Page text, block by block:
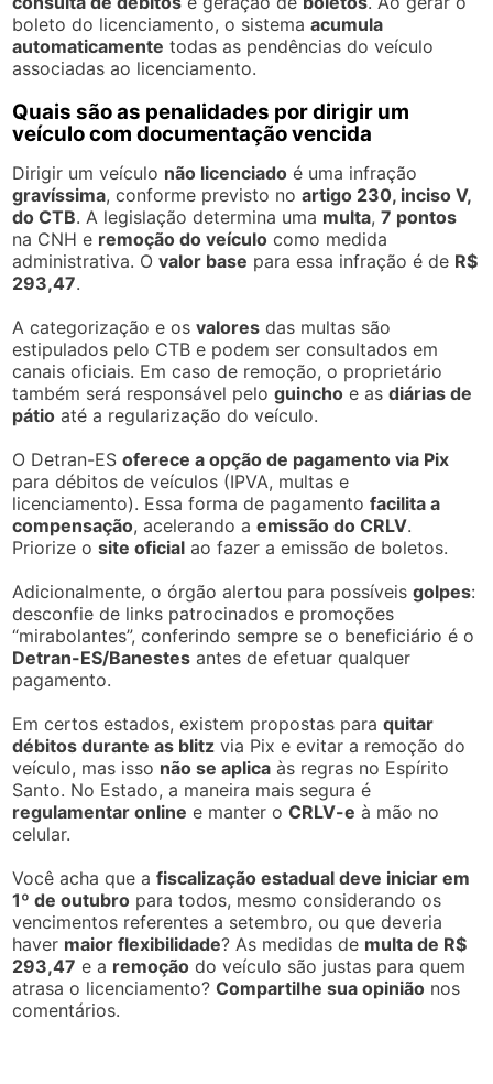
boleto do licenciamento, o sistemaacumula
automaticamente todas as pendências do veículo
associadas ao licenciamento.
Quais são as penalidades por dirigir um
veículo com documentação vencida
Dirigir um veículo não licenciado é uma infração
gravíssima, conforme previsto noartigo 230, inciso V,
do CTB. A legislação determina uma multa,7 pontos
na CNH e remoção do veículo como medida
administrativa. Ovalor base para essa infração é de R$
293,47.
A categorização e osvalores das multas são
estipulados pelo CTB e podem ser consultados em
canais oficiais. Em caso de remoção, o proprietário
também será responsável peloguincho e asdiárias de
pátio até a regularização do veículo.
O Detran-ESoferece a opção de pagamento via Pix
para débitos de veículos (IPVA, multas e
licenciamento). Essa forma de pagamentofacilita a
compensação, acelerando aemissão do CRLV.
Priorize osite oficial ao fazer a emissão de boletos.
Adicionalmente, o órgão alertou para possíveisgolpes:
desconfie de links patrocinados e promoções
“mirabolantes”, conferindo sempre se o beneficiário é o
Detran-ES/Banestes antes de efetuar qualquer
pagamento.
Em certos estados, existem propostas paraquitar
débitos durante as blitz via Pix e evitar a remoção do
veículo, mas isso não se aplica às regras no Espírito
Santo. No Estado, a maneira mais segura é
regulamentar online e manter oCRLV-e à mão no
celular.
Você acha que afiscalização estadual deve iniciar em
1º de outubro para todos, mesmo considerando os
vencimentos referentes a setembro, ou que deveria
haver maior flexibilidade? As medidas de multa de R$
293,47 e a remoção do veículo são justas para quem
atrasa o licenciamento?Compartilhe sua opinião nos
comentários.